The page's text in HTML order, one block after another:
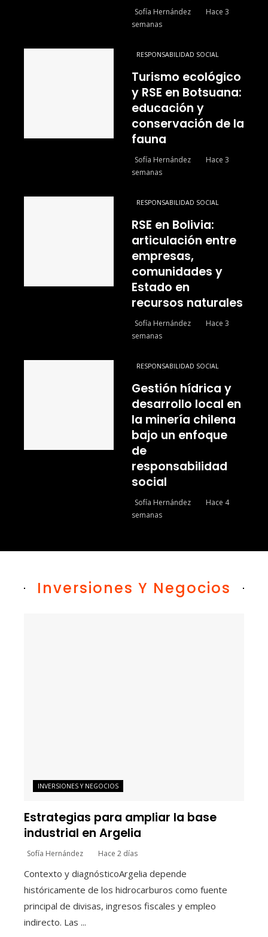
Sofía Hernández
Hace 3
semanas
RESPONSABILIDAD SOCIAL
Turismo ecológico
y RSE en Botsuana:
educación y
conservación de la
fauna
Sofía Hernández
Hace 3
semanas
RESPONSABILIDAD SOCIAL
RSE en Bolivia:
articulación entre
empresas,
comunidades y
Estado en
recursos naturales
Sofía Hernández
Hace 3
semanas
RESPONSABILIDAD SOCIAL
Gestión hídrica y
desarrollo local en
la minería chilena
bajo un enfoque
de
responsabilidad
social
Sofía Hernández
Hace 4
semanas
Inversiones Y Negocios
INVERSIONES Y NEGOCIOS
Estrategias para ampliar la base
industrial en Argelia
Sofía Hernández Hace 2 días
Contexto y diagnósticoArgelia depende
históricamente de los hidrocarburos como fuente
principal de divisas, ingresos fiscales y empleo
indirecto. Las ...